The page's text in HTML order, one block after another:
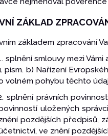
ZÁKLAD
základem zpracování
splnění smlouvy mezi
písm. b) Nařízení
volném pohybu těchto
splnění právních
uložených
pozdějších předpisů,
ve znění